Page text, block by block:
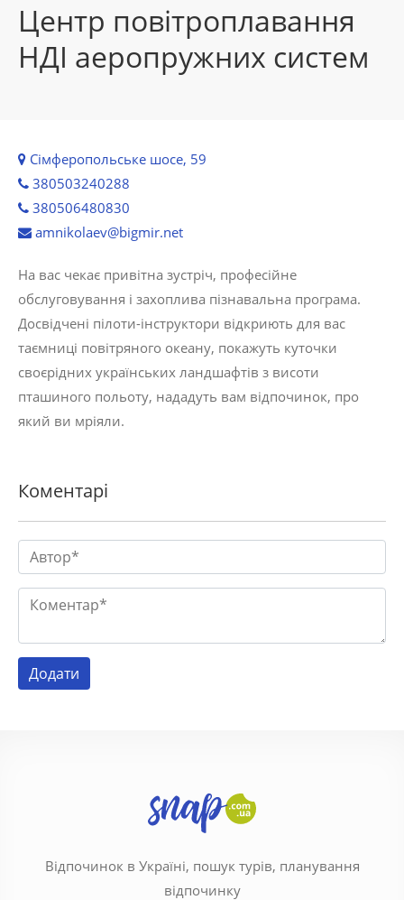
Центр повітроплавання
НДІ аеропружних систем
Сімферопольське шосе, 59
380503240288
380506480830
amnikolaev@bigmir.net
На вас чекає привітна зустріч, професійне
обслуговування і захоплива пізнавальна програма.
Досвідчені пілоти-інструктори відкриють для вас
таємниці повітряного океану, покажуть куточки
своєрідних українських ландшафтів з висоти
пташиного польоту, нададуть вам відпочинок, про
який ви мріяли.
Коментарі
Відпочинок в Україні, пошук турів, планування
відпочинку